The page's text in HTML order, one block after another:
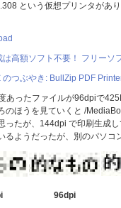
という仮想プリンタがあ
は高額ソフト不要！ フリーソ
のつぶやき: BullZip PDF
あったファイルが96dpiで
のほうを見ていくと /
ったが、144dpi で印刷生成
るようだったが、別のパソコ
96dpi